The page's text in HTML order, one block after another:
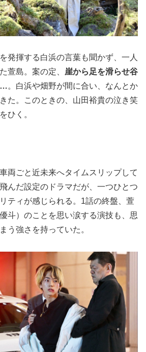
発揮する白浜の言葉も聞かず、一人
萱島。案の定、 崖から足を滑らせ谷
。白浜や畑野が間に合い、なんとか
た。このときの、山田裕貴の泣き笑
ひく。
両ごと近未来へタイムスリップして
んだ設定のドラマだが、一つひとつ
ティが感じられる。1話の終盤、萱
斗）のことを思い涙する演技も、思
う強さを持っていた。